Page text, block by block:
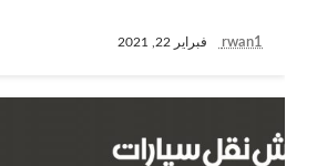
rwan1 فبراير 22, 2021